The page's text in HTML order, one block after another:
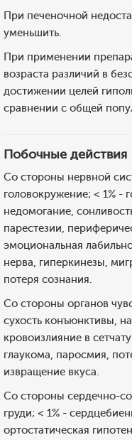
При печеночной
уменьшить.
При применении
возраста различий в
достижении целей
сравнении с общей
Побочные действия
Со стороны нервной
головокружение; < 1% -
недомогание,
парестезии,
эмоциональная
нерва, гиперкинезы,
потеря сознания.
Со стороны органов
сухость конъюнктивы,
кровоизлияние в
глаукома, паросмия,
извращение вкуса.
Со стороны сердечно-
груди; < 1% -
ортостатическая